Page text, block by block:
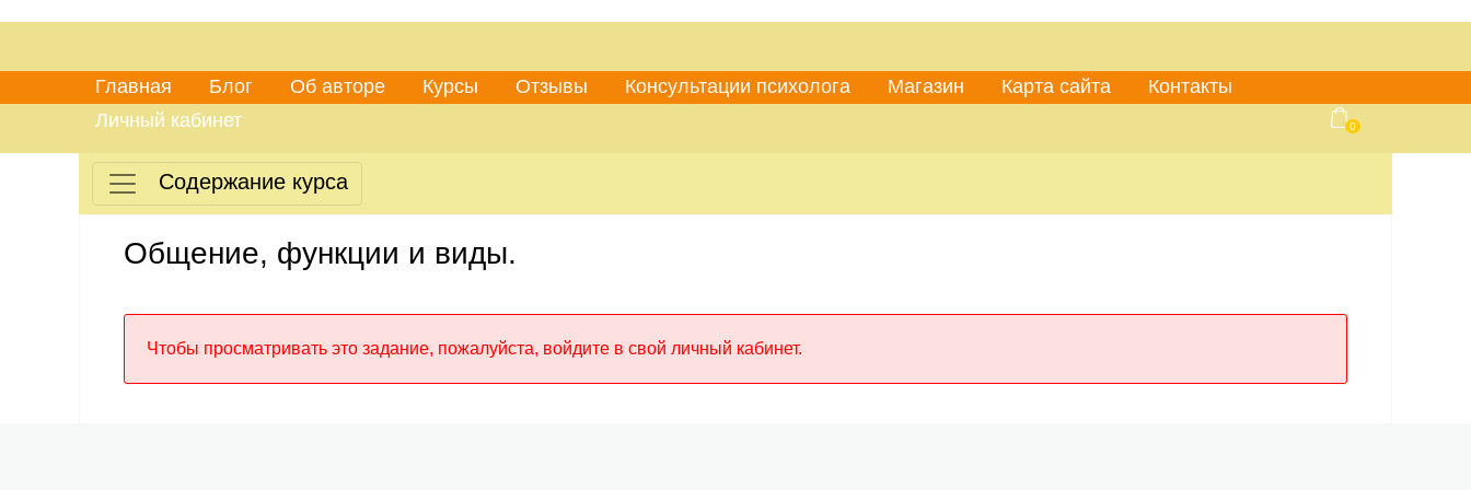
Главная Блог Об авторе Курсы Отзывы Консультации психолога Магазин Карта сайта
Контакты
Личный кабинет
0
Содержание курса
Общение, функции и виды.
Чтобы просматривать это задание, пожалуйста, войдите в свой личный кабинет.